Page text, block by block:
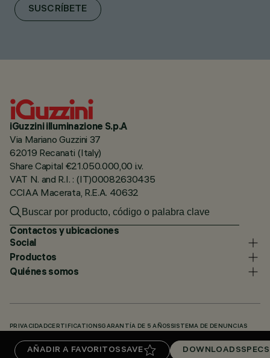
AÑADIR A FAVORITOS SAVE DOWNLOADSSPECS
SUSCRÍBETE
iGuzzini illuminazione S.p.A
Via Mariano Guzzini 37
62019 Recanati (Italy)
Share Capital €21.050.000,00 i.v.
VAT N. and R.I. : (IT)00082630435
CCIAA Macerata, R.E.A. 40632
Contactos y ubicaciones
Social
Productos
Quiénes somos
PRIVACIDADCERTIFICATIONSGARANTÍA DE 5 AÑOS SISTEMA DE DENUNCIAS
KNOWLEDGE BASE (LOGIN REQUIRED)DOWNLOADS